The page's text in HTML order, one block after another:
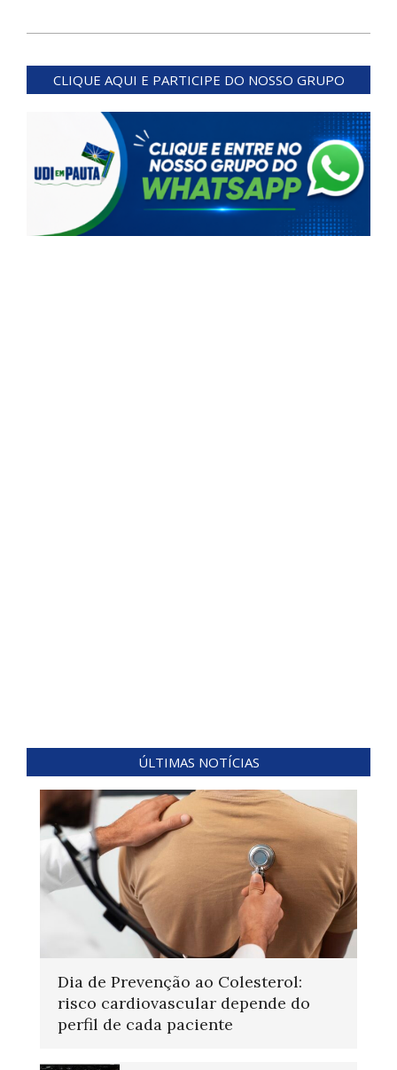
06-
CLIQUE AQUI E PARTICIPE DO NOSSO GRUPO
ÚLTIMAS NOTÍCIAS
Dia de Prevenção ao Colesterol:
risco cardiovascular depende do
perfil de cada paciente